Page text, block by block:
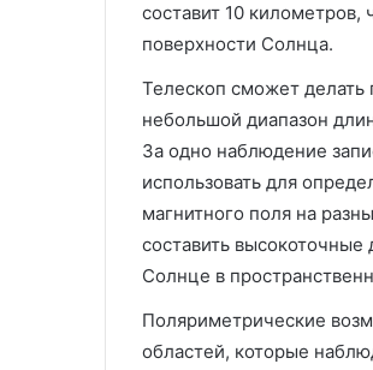
составит 10
поверхности Солнца.
Телескоп сможет делать
небольшой диапазон
За одно наблюдение
использовать для
магнитного поля на
составить
Солнце в
Поляриметрические
областей, которые